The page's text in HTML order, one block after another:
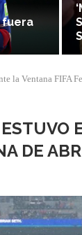
fuera
la Ventana FIFA
DE